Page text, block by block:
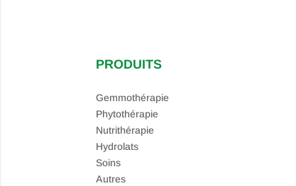
PRODUITS
Gemmothérapie
Phytothérapie
Nutrithérapie
Hydrolats
Soins
Autres